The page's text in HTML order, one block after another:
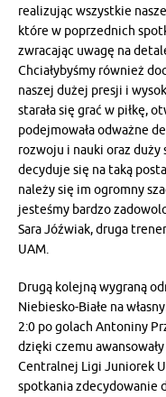
realizując wszystkie
które w poprzednich
zwracając uwagę na
Chciałybyśmy również
naszej dużej presji i
starała się grać w piłkę,
podejmowała odważne
rozwoju i nauki oraz duży
decyduje się na taką
należy się im ogromny
jesteśmy bardzo
Sara Jóźwiak, druga
UAM.
Drugą kolejną wygraną
Niebiesko-Białe na
2:0 po golach Antoniny
dzięki czemu
Centralnej Ligi Juniorek
spotkania zdecydowanie